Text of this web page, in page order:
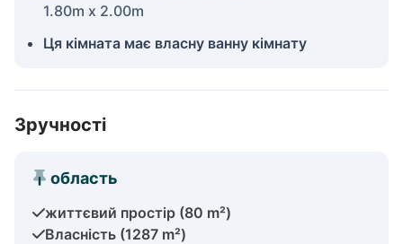
1.80m x 2.00m
Ця кімната має власну ванну кімнату
Зручності
область
життєвий простір (80 m²)
Власність (1287 m²)